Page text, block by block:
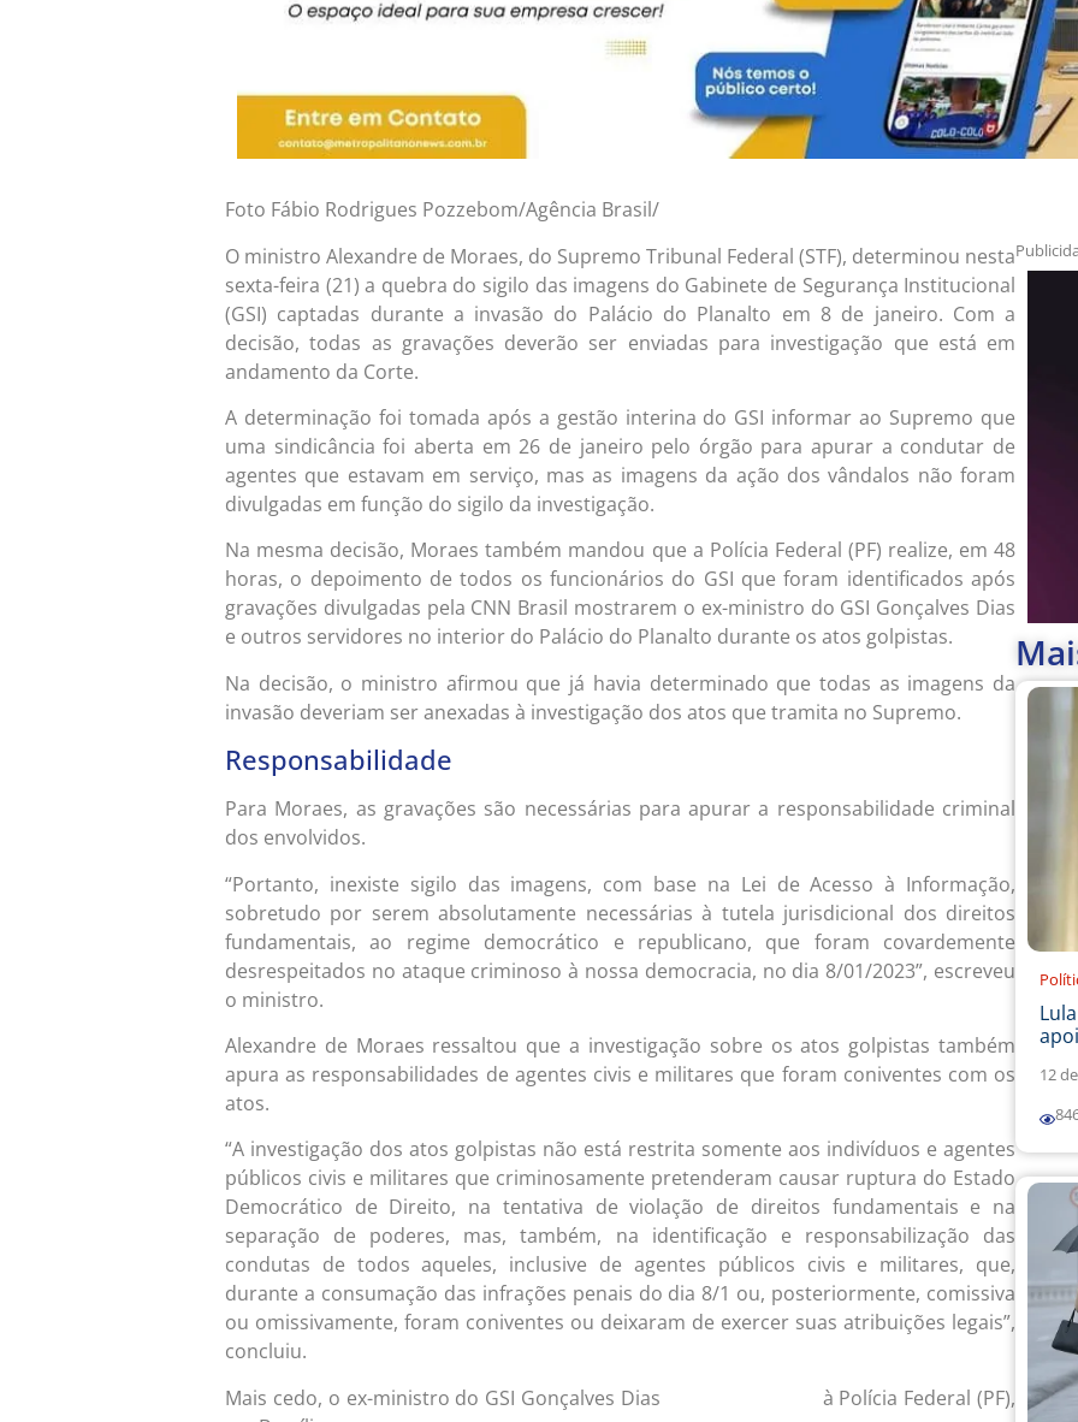
Foto Fábio Rodrigues Pozzebom/Agência Brasil/
O ministro Alexandre de Moraes, do Supremo Tribunal Federal (STF), determinou nesta
sexta-feira (21) a quebra do sigilo das imagens do Gabinete de Segurança Institucional
(GSI) captadas durante a invasão do Palácio do Planalto em 8 de janeiro. Com a
decisão, todas as gravações deverão ser enviadas para investigação que está em
andamento da Corte.
A determinação foi tomada após a gestão interina do GSI informar ao Supremo que
uma sindicância foi aberta em 26 de janeiro pelo órgão para apurar a condutar de
agentes que estavam em serviço, mas as imagens da ação dos vândalos não foram
divulgadas em função do sigilo da investigação.
Na mesma decisão, Moraes também mandou que a Polícia Federal (PF) realize, em 48
horas, o depoimento de todos os funcionários do GSI que foram identificados após
gravações divulgadas pela CNN Brasil mostrarem o ex-ministro do GSI Gonçalves Dias
e outros servidores no interior do Palácio do Planalto durante os atos golpistas.
Na decisão, o ministro afirmou que já havia determinado que todas as imagens da
invasão deveriam ser anexadas à investigação dos atos que tramita no Supremo.
Responsabilidade
Para Moraes, as gravações são necessárias para apurar a responsabilidade criminal
dos envolvidos.
“Portanto, inexiste sigilo das imagens, com base na Lei de Acesso à Informação,
sobretudo por serem absolutamente necessárias à tutela jurisdicional dos direitos
fundamentais, ao regime democrático e republicano, que foram covardemente
desrespeitados no ataque criminoso à nossa democracia, no dia 8/01/2023”, escreveu
o ministro.
Alexandre de Moraes ressaltou que a investigação sobre os atos golpistas também
apura as responsabilidades de agentes civis e militares que foram coniventes com os
atos.
“A investigação dos atos golpistas não está restrita somente aos indivíduos e agentes
públicos civis e militares que criminosamente pretenderam causar ruptura do Estado
Democrático de Direito, na tentativa de violação de direitos fundamentais e na
separação de poderes, mas, também, na identificação e responsabilização das
condutas de todos aqueles, inclusive de agentes públicos civis e militares, que,
durante a consumação das infrações penais do dia 8/1 ou, posteriormente, comissiva
ou omissivamente, foram coniventes ou deixaram de exercer suas atribuições legais”,
concluiu.
Mais cedo, o ex-ministro do GSI Gonçalves Dias
à Polícia Federal (PF),
12